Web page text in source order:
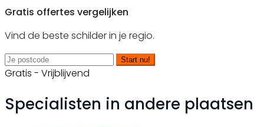
Gratis offertes vergelijken
Vind de beste schilder in je regio.
Start nu!
Gratis - Vrijblijvend
Specialisten in andere plaatsen